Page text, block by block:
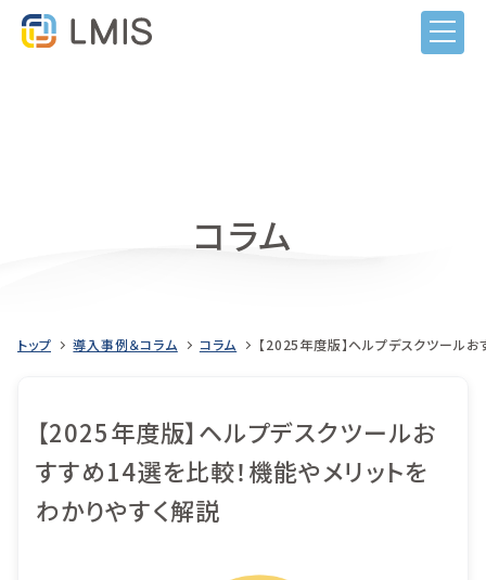
LMISとは
機能
コラム
トップ 導入事例＆コラム コラム 【2025年度版】ヘルプデスクツール
【2025年度版】ヘルプデスクツールお
すすめ14選を比較！機能やメリットを
わかりやすく解説